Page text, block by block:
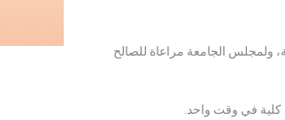
ولمجلس الجامعة مراعاة للصالح
كلية في وقت واحد.